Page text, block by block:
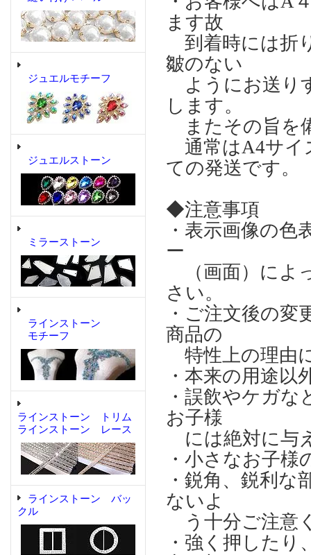
ジュエルモチーフ
ジュエルストーン
ミラーストーン
ラインストーン
モチーフ
ラインストーン トリム
ラインストーン レース
ラインストーン バッ
クル
ます故
到着時には折
皺のない
ようにお送り
します。
またその旨を
通常はA4サイ
ての発送です。
◆注意事項
・表示画像の
ー
（画面）によ
さい。
・ご注文後の
商品の
特性上の理由
・本来の用途
・誤飲やケガ
お子様
には絶対に与
・小さなお子
・鋭角、鋭利
ないよ
う十分ご注意
・強く押した